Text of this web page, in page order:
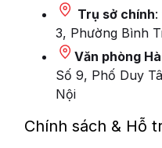
Trụ sở chính:
3, Phường Bình
Văn phòng
Số 9, Phố Duy
Nội
Chính sách & Hỗ